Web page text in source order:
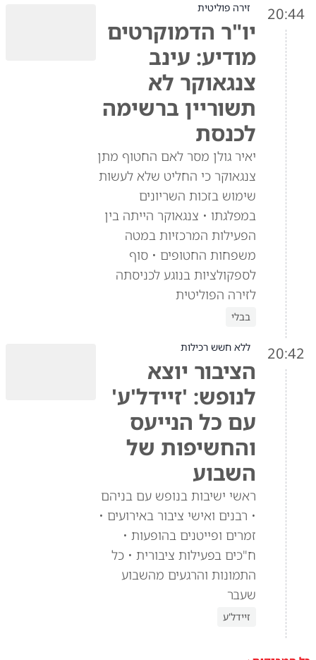
20:44 זירה פוליטית
יו"ר הדמוקרטים
מודיע: עינב
צנגאוקר לא
תשוריין ברשימה
לכנסת
יאיר גולן מסר לאם החטוף מתן
צנגאוקר כי החליט שלא לעשות
שימוש בזכות השריונים
במפלגתו • צנגאוקר הייתה בין
הפעילות המרכזיות במטה
משפחות החטופים • סוף
לספקולציות בנוגע לכניסתה
לזירה הפוליטית
בבלי
20:42 ללא חשש רכילות
הציבור יוצא
לנופש: 'זיידל'ע'
עם כל הנייעס
והחשיפות של
השבוע
ראשי ישיבות בנופש עם בניהם
• רבנים ואישי ציבור באירועים •
זמרים ופייטנים בהופעות •
ח"כים בפעילות ציבורית • כל
התמונות והרגעים מהשבוע
שעבר
זיידל'ע